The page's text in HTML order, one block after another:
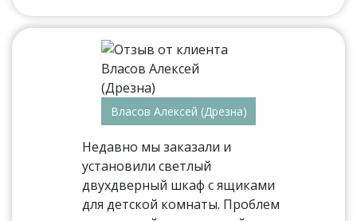
Власов Алексей (Дрезна)
Недавно мы заказали и
установили светлый
двухдверный шкаф с ящиками
для детской комнаты. Проблем